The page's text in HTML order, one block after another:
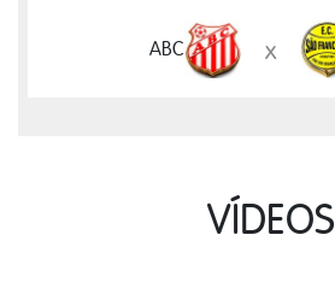
ABC x
VÍDEOS